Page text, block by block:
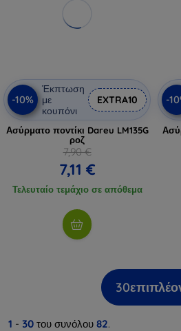
-10%
Έκπτωση
με
κουπόνι
EXTRA10
Ασύρματο ποντίκι Dareu LM135G
ροζ
7,90 €
7,11 €
Τελευταίο τεμάχιο σε απόθεμα
-
30
1 - 30 του συνόλου 82.